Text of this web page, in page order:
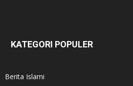
KATEGORI POPULER
Berita Islami